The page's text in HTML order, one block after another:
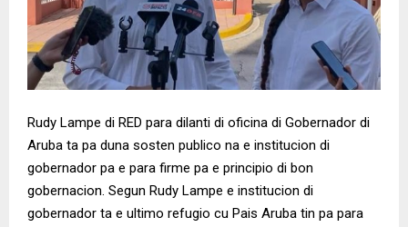
Rudy Lampe di RED para dilanti di oficina di Gobernador di
Aruba ta pa duna sosten publico na e institucion di
gobernador pa e para firme pa e principio di bon
gobernacion. Segun Rudy Lampe e institucion di
gobernador ta e ultimo refugio cu Pais Aruba tin pa para